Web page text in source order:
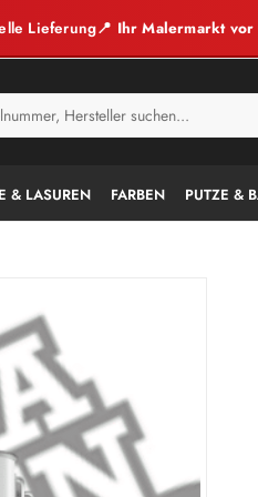
Lieferung📍 Ihr Malermarkt
& LASUREN FARBEN PUTZE &